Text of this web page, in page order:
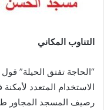
التناوب المكاني
“الحاجة تفتق الحيلة”
الاستخدام المتعدد
رصيف المسجد المجاور